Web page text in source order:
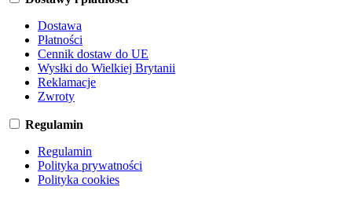
Dostawa
Płatności
Cennik dostaw do UE
Wysłki do Wielkiej Brytanii
Reklamacje
Zwroty
Regulamin
Regulamin
Polityka prywatności
Polityka cookies